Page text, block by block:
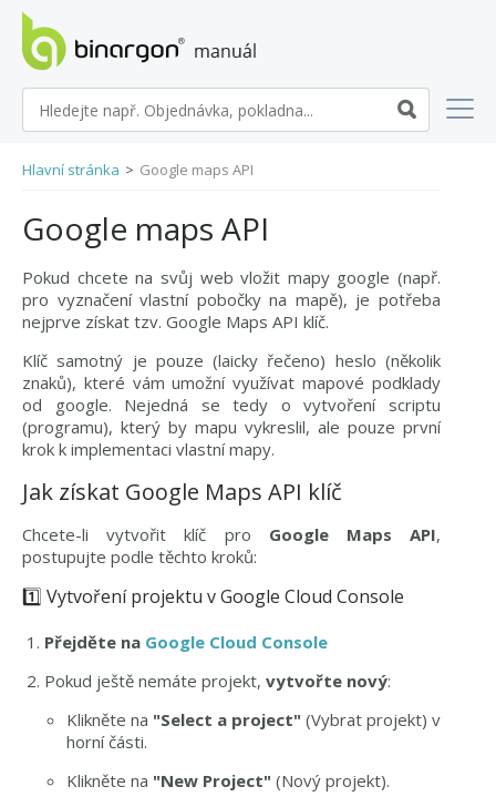
Hlavní stránka > Google maps API
Google maps API
Pokud chcete na svůj web vložit mapy google (např.
pro vyznačení vlastní pobočky na mapě), je potřeba
nejprve získat tzv. Google Maps API klíč.
Klíč samotný je pouze (laicky řečeno) heslo (několik
znaků), které vám umožní využívat mapové podklady
od google. Nejedná se tedy o vytvoření scriptu
(programu), který by mapu vykreslil, ale pouze první
krok k implementaci vlastní mapy.
Jak získat Google Maps API klíč
Chcete-li vytvořit klíč pro Google Maps API,
postupujte podle těchto kroků:
1️⃣ Vytvoření projektu v Google Cloud Console
Přejděte na Google Cloud Console
Pokud ještě nemáte projekt, vytvořte nový:
Klikněte na "Select a project" (Vybrat projekt) v
horní části.
Klikněte na "New Project" (Nový projekt).